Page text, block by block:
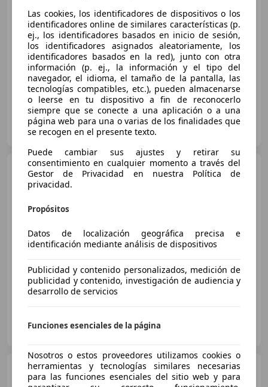
€ 63.900
Sin comparación
05/2026 8 km Diésel 145 kW (197 CV)
AUTO OJA, S.A.
ES-26140 LARDERO
Mercedes-Benz E 220 d
berlina
Sin comparación
10/2024 14.400 km 145 kW (197 CV)
GAZPI MERCEDES-BENZ
ES-31192 ARANGUREN
Mercedes-Benz E 220
Estate 220d 9G-Tronic
Las cookies, los identificadores de dispositivos o los
identificadores online de similares características (p.
ej., los identificadores basados en inicio de sesión,
los identificadores asignados aleatoriamente, los
identificadores basados en la red), junto con otra
información (p. ej., la información y el tipo del
navegador, el idioma, el tamaño de la pantalla, las
tecnologías compatibles, etc.), pueden almacenarse
o leerse en tu dispositivo a fin de reconocerlo
siempre que se conecte a una aplicación o a una
página web para una o varias de los finalidades que
se recogen en el presente texto.
Puede cambiar sus ajustes y retirar su
consentimiento en cualquier momento a través del
Gestor de Privacidad en nuestra Política de
privacidad.
Propósitos
Datos de localización geográfica precisa e
identificación mediante análisis de dispositivos
Publicidad y contenido personalizados, medición de
publicidad y contenido, investigación de audiencia y
desarrollo de servicios
Funciones esenciales de la página
Nosotros o estos proveedores utilizamos cookies o
herramientas y tecnologías similares necesarias
para las funciones esenciales del sitio web y para